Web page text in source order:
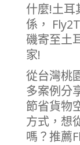
什麼!土耳
係，
磯寄至土
家!
從台灣桃
多案例分
節省貨物
方式，想
嗎？推薦